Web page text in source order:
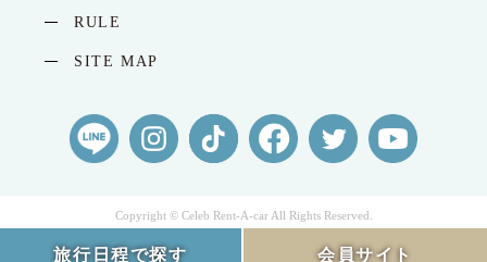
旅行日程で探す 会員サイト
RULE
SITE MAP
Copyright © Celeb Rent-A-car All Rights Reserved.